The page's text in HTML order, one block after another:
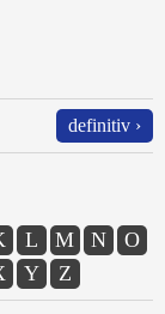
definitiv ›
L M N
O
Y Z